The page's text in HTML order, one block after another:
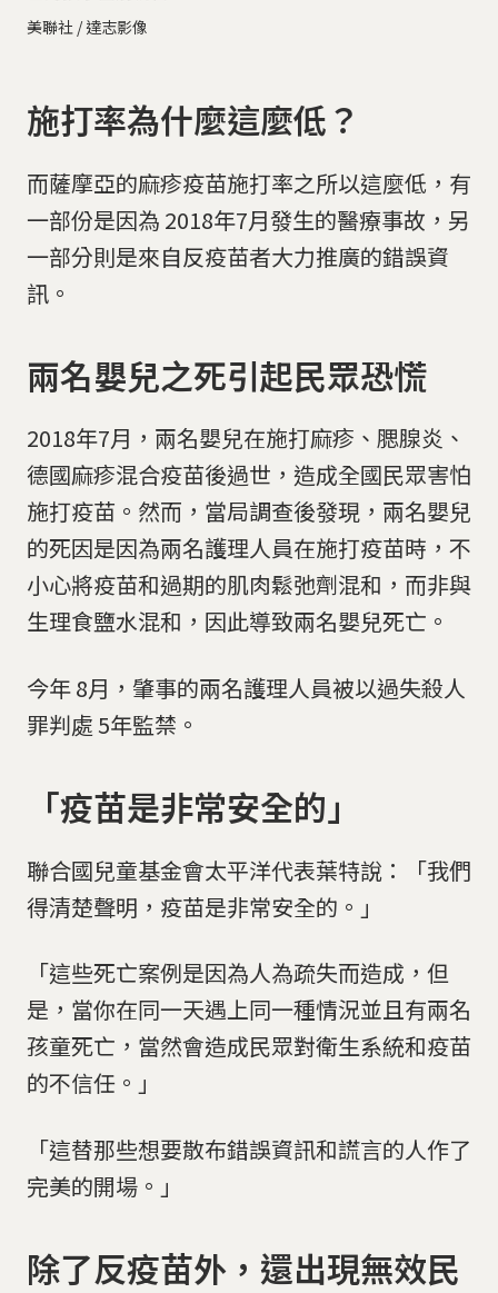
美聯社 / 達志影像
施打率為什麼這麼低？
而薩摩亞的麻疹疫苗施打率之所以這麼低，有
一部份是因為 2018年7月發生的醫療事故，另
一部分則是來自反疫苗者大力推廣的錯誤資
訊。
兩名嬰兒之死引起民眾恐慌
2018年7月，兩名嬰兒在施打麻疹、腮腺炎、
德國麻疹混合疫苗後過世，造成全國民眾害怕
施打疫苗。然而，當局調查後發現，兩名嬰兒
的死因是因為兩名護理人員在施打疫苗時，不
小心將疫苗和過期的肌肉鬆弛劑混和，而非與
生理食鹽水混和，因此導致兩名嬰兒死亡。
今年 8月，肇事的兩名護理人員被以過失殺人
罪判處 5年監禁。
「疫苗是非常安全的」
聯合國兒童基金會太平洋代表葉特說：「我們
得清楚聲明，疫苗是非常安全的。」
「這些死亡案例是因為人為疏失而造成，但
是，當你在同一天遇上同一種情況並且有兩名
孩童死亡，當然會造成民眾對衛生系統和疫苗
的不信任。」
「這替那些想要散布錯誤資訊和謊言的人作了
完美的開場。」
除了反疫苗外，還出現無效民